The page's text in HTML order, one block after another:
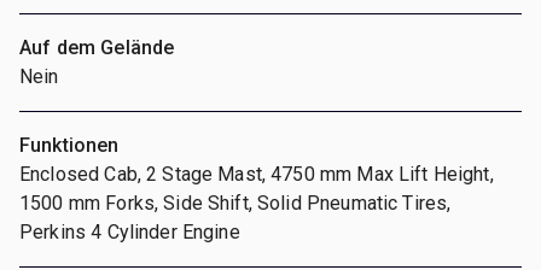
Auf dem Gelände
Nein
Funktionen
Enclosed Cab, 2 Stage Mast, 4750 mm Max Lift Height,
1500 mm Forks, Side Shift, Solid Pneumatic Tires,
Perkins 4 Cylinder Engine